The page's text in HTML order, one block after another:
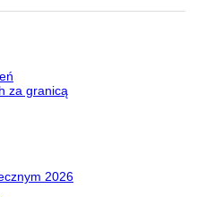
za granicą
2026